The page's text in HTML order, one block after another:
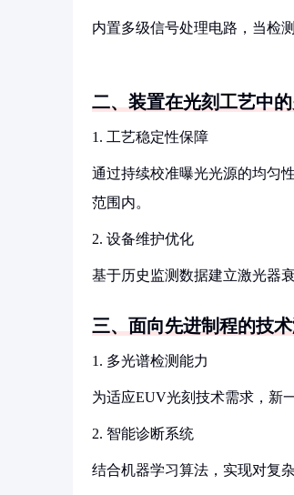
内置多级信号处理电路，当检
二、装置在光刻工艺中
1. 工艺稳定性保障
通过持续校准曝光光源的均匀
范围内。
2. 设备维护优化
基于历史监测数据建立激光器
三、面向先进制程的技
1. 多光谱检测能力
为适应EUV光刻技术需求，新
2. 智能诊断系统
结合机器学习算法，实现对复